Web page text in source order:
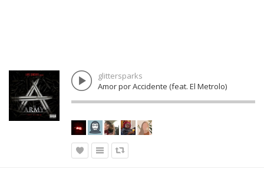
glittersparks
Amor por Accidente (feat. El Metrolo)